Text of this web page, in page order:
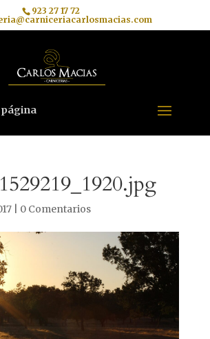
923 27 17 72
| 0 Comentarios